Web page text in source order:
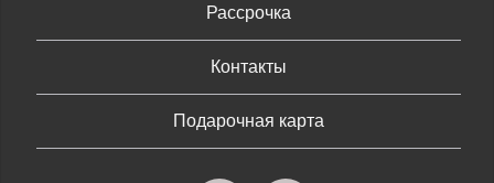
Рассрочка
Контакты
Подарочная карта